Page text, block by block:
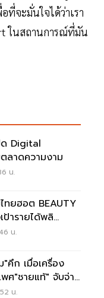
ที่จะมั่นใจได้ว่าเรา
ในสถานการณ์ที่มัน
ด Digital
ลาดความงาม
น.
ทยฮอต BEAUTY
ป้ารายได้พลิ
น.
คึก เมื่อเครื่อง
พศ"ชายแท้" จับจ่าย
น.